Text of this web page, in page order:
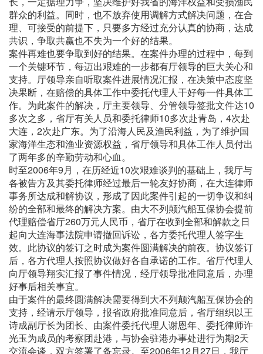
群众的利益。同时，也不放弃使用调解方式解决问题，在合
理、可接受的前提下，只要多方经过充分认真的协商，达成
共识，争取共赢也不失为一个好的结果。
案件再难也要争取到好的结果。在案件办理的过程中，每到
一个关键环节，每迈出艰难的一步都有厅领导的巨大关心和
支持。厅领导亲自听取案件进展情况汇报，在决策中态度坚
决果断，在赔偿的具体工作中委托代理人干好每一件具体工
作。为此案件的解决，厅主要领导、分管领导签批文件达10
多次之多，省厅有关人员和委托律师10多次赴青岛，4次赴
大连，2次赴广东。为了沿海人民及渔民利益，为了维护国
家海洋生态和渔业资源权益，省厅领导和具体工作人员付出
了两年多的辛勤劳动和心血。
时至2006年9月，在历经近10次艰难谈判的基础上，我厅与
各被告方及其委托律师经过最后一轮友好协商，在大连律师
事务所达成和解协议，形成了因此案件引起的一切争议和纠
纷的全部和最终的解决方案。由大不列颠汽船互保协会提前
代理赔偿省厅260万元人民币，省厅在收到全部和解款之日
起向大连海事法院申请撤回诉讼，各方委托代理人签字生
效。此协议的签订之时成为案件圆满解决的前夜。协议签订
后，各方代理人按照协议做好各自承诺的工作。省厅代理人
向厅领导翔实汇报了事件情况，经厅领导批准同意后，办理
好事后相关事宜。
由于案件的最终圆满解决需要得到大不列颠汽船互保协会的
支持，经请示厅领导，报省政府批准同意后，省厅组织以王
诗成副厅长为团长、由案件委托代理人谢恩年、委托律师许
光玉为成员的考察团赴港，与协会驻港办事处进行为期2天
交流会谈，双方签署了备忘录。至2006年12月27日，我厅